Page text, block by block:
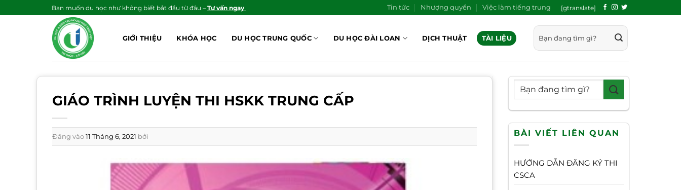
qua
Bạn muốn du học như không biết bắt đầu từ đâu – Tư vấn ngay Tin tức Nhượng quyền Việc làm tiếng trung [gtranslate]
GIỚI THIỆU KHÓA HỌC DU HỌC TRUNG QUỐC DU HỌC ĐÀI LOAN DỊCH THUẬT TÀI LIỆU
GIÁO TRÌNH LUYỆN THI HSKK TRUNG CẤP
Đăng vào11 Tháng 6, 2021 bởi BÀI VIẾT LIÊN QUAN
HƯỚNG DẪN ĐĂNG KÝ THI
CSCA